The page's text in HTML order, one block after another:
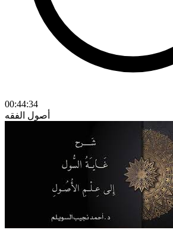
00:44:34
أصول الفقه